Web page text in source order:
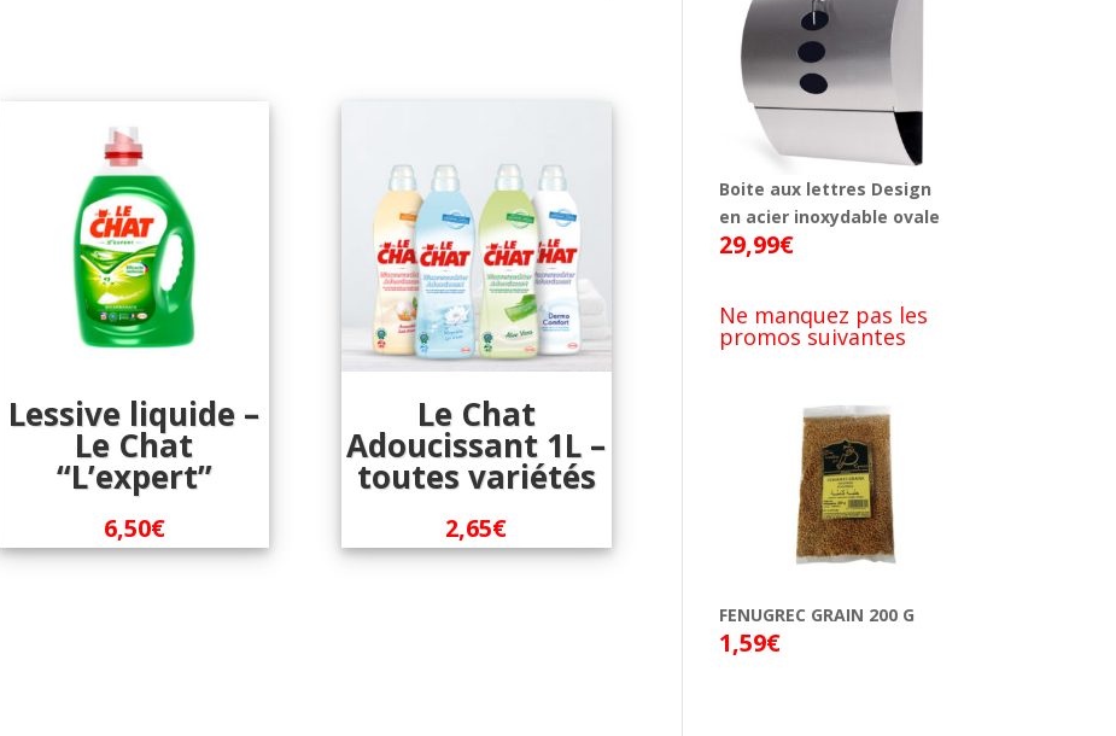
Lessive liquide –
Le Chat
“L’expert”
6,50€
Le Chat
Adoucissant 1L –
toutes variétés
2,65€
Boite aux lettres Design
en acier inoxydable ovale
29,99€
Ne manquez pas les
promos suivantes
FENUGREC GRAIN 200 G
1,59€